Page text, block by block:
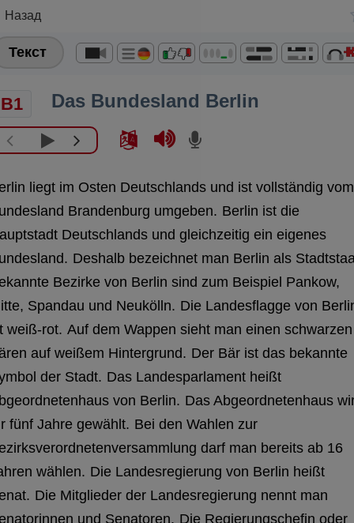
Назад
Текст
B1 Das Bundesland Berlin
liegt im Osten Deutschlands und ist vollständig vom
Brandenburg umgeben. Berlin ist die
Deutschlands und gleichzeitig ein eigenes
Deshalb bezeichnet man Berlin als
Bezirke von Berlin sind zum Beispiel Pankow,
Spandau und Neukölln. Die Landesflagge von
weiß-rot. Auf dem Wappen sieht man einen schwarzen
auf weißem Hintergrund. Der Bär ist das bekannte
der Stadt. Das Landesparlament heißt
von Berlin. Das Abgeordnetenhaus
fünf Jahre gewählt. Bei den Wahlen zur
darf man bereits ab 16
wählen. Die Landesregierung von Berlin heißt
Die Mitglieder der Landesregierung nennt man
und Senatoren. Die Regierungschefin oder